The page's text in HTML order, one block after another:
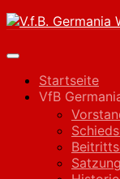
Skip
content
Expand
Startseite
VfB
Satzung